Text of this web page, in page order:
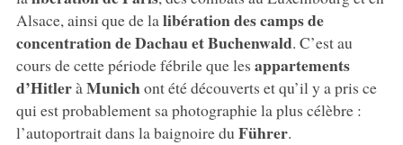
Alsace, ainsi que de la libération des camps de
concentration de Dachau et Buchenwald. C’est au
cours de cette période fébrile que les appartements
d’Hitlerà Munichont été découverts et qu’il y a pris ce
qui est probablement sa photographie la plus célèbre :
l’autoportrait dans la baignoire du Führer.